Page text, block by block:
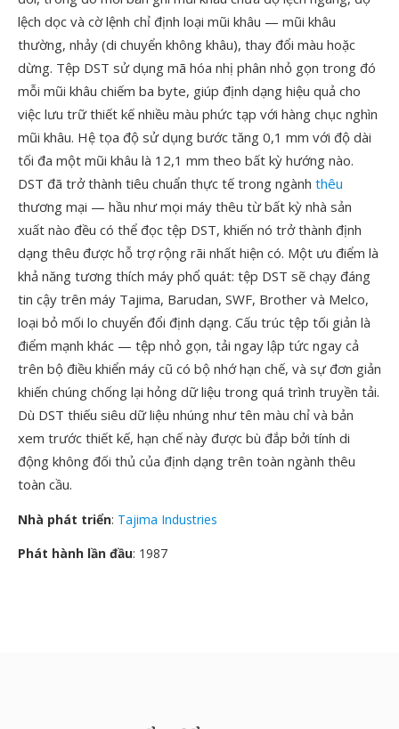
lệch dọc và cờ lệnh chỉ định loại mũi khâu — mũi khâu
thường, nhảy (di chuyển không khâu), thay đổi màu hoặc
dừng. Tệp DST sử dụng mã hóa nhị phân nhỏ gọn trong đó
mỗi mũi khâu chiếm ba byte, giúp định dạng hiệu quả cho
việc lưu trữ thiết kế nhiều màu phức tạp với hàng chục nghìn
mũi khâu. Hệ tọa độ sử dụng bước tăng 0,1 mm với độ dài
tối đa một mũi khâu là 12,1 mm theo bất kỳ hướng nào.
DST đã trở thành tiêu chuẩn thực tế trong ngành thêu
thương mại — hầu như mọi máy thêu từ bất kỳ nhà sản
xuất nào đều có thể đọc tệp DST, khiến nó trở thành định
dạng thêu được hỗ trợ rộng rãi nhất hiện có. Một ưu điểm là
khả năng tương thích máy phổ quát: tệp DST sẽ chạy đáng
tin cậy trên máy Tajima, Barudan, SWF, Brother và Melco,
loại bỏ mối lo chuyển đổi định dạng. Cấu trúc tệp tối giản là
điểm mạnh khác — tệp nhỏ gọn, tải ngay lập tức ngay cả
trên bộ điều khiển máy cũ có bộ nhớ hạn chế, và sự đơn giản
khiến chúng chống lại hỏng dữ liệu trong quá trình truyền tải.
Dù DST thiếu siêu dữ liệu nhúng như tên màu chỉ và bản
xem trước thiết kế, hạn chế này được bù đắp bởi tính di
động không đối thủ của định dạng trên toàn ngành thêu
toàn cầu.
Nhà phát triển: Tajima Industries
Phát hành lần đầu: 1987